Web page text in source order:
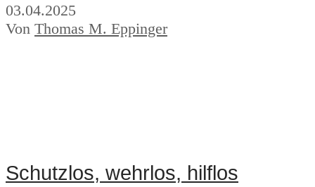
03.04.2025
Von Thomas M. Eppinger
Schutzlos, wehrlos, hilflos